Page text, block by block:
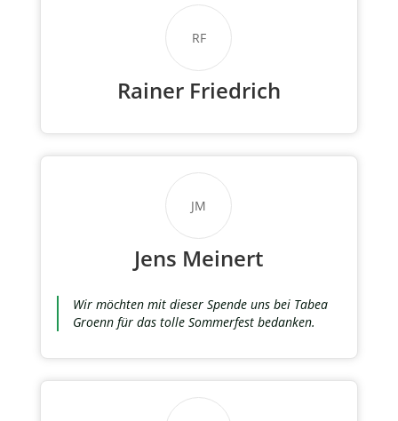
RF
Rainer Friedrich
JM
Jens Meinert
Wir möchten mit dieser Spende uns bei Tabea
Groenn für das tolle Sommerfest bedanken.